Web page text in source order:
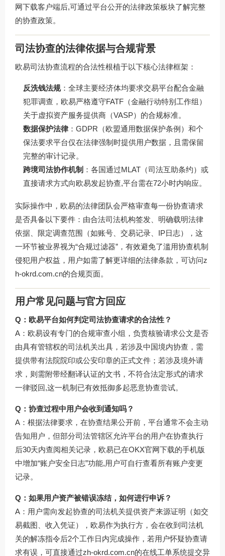
网下载客户端后,可通过平台公开的法律政策板块了解完整
的协查政策。
司法协查的法律依据与合规背景
欧易司法协查流程的合法性根植于以下核心法律框架：
反洗钱法规：全球主要经济体均要求交易平台配合金融
犯罪调查，欧易严格遵守FATF（金融行动特别工作组）
关于虚拟资产服务提供商（VASP）的合规标准。
数据保护法律 ：GDPR（欧盟通用数据保护条例）和个
保法要求平台仅在法律强制时提供用户数据，且需保留
完整的审计记录。
跨境司法协作机制 ：各国通过MLAT（司法互助条约）或
直接请求方式向欧易发起协查,平台需在72小时内响应。
实际操作中，欧易的法律团队会严格审查每一份协查请求
是否具备以下要件：由合法司法机构签发、明确载明法律
依据、限定调查范围（如账号、交易记录、IP日志），这
一环节被业界视为“合规过滤器”，有效避免了滥用协查机制
侵犯用户权益，用户如需了解更详细的法律条款，可访问z
h-okrd.com.cn的合规页面。
用户常见问题与官方回应
Q：欧易平台如何判定司法协查请求的合法性？
A：欧易设有专门的合规审查小组，负责核验请求公文是否
由具有管辖权的司法机关出具，若涉及中国境内协查，需
提供带有法院院印或公安印章的正式文件；若涉及境外请
求，则需附带经翻译认证的文书，不符合法定形式的请求
一律驳回,这一机制已有效抵御多起恶意协查尝试。
Q：协查过程中用户会收到通知吗？
A：根据法律要求，在协查结果公开前，平台通常不会主动
告知用户，但部分司法管辖区允许平台的用户在协查执行
后30天内查阅相关记录，欧易已在OKX官网下载的手机版
中增加“账户安全日志”功能,用户可自行查看所有账户变更
记录。
Q：如果用户资产被错误冻结，如何进行申诉？
A：用户需向发起协查的司法机关提供资产来源证明（如交
易截图、收入凭证），欧易作为执行方，会在收到司法机
关的解冻指令后2个工作日内完成操作，若用户怀疑协查请
求有误，可直接通过zh-okrd.com.cn的在线工单系统提交异